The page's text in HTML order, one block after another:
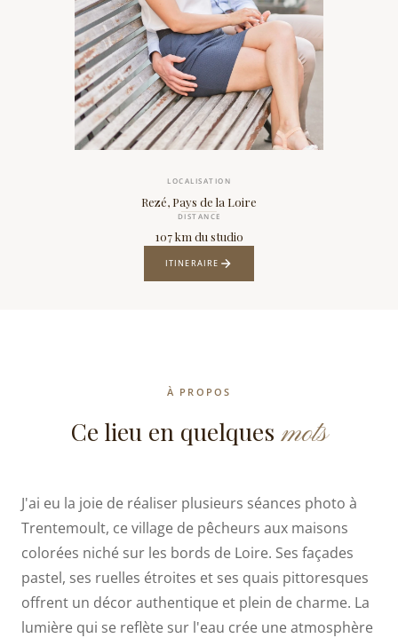
LOCALISATION
Rezé, Pays de la Loire
DISTANCE
107 km du studio
ITINERAIRE
À PROPOS
Ce lieu en quelques mots
J'ai eu la joie de réaliser plusieurs séances photo à
Trentemoult, ce village de pêcheurs aux maisons
colorées niché sur les bords de Loire. Ses façades
pastel, ses ruelles étroites et ses quais pittoresques
offrent un décor authentique et plein de charme. La
lumière qui se reflète sur l'eau crée une atmosphère